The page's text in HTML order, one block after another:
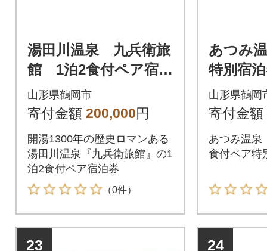
湯田川温泉 九兵衛旅
館 1泊2食付ペア宿泊
券 【詣でる つか
る 頂きますプラ
山形県鶴岡市
寄付金額 200,000円
開湯1300年の歴史ロマンある
湯田川温泉『九兵衛旅館』の1
泊2食付ペア宿泊券
（0件）
あつみ
特別宿
【食と
りプラ
山形県鶴岡
寄付金額
あつみ温泉
食付ペア特
23 24